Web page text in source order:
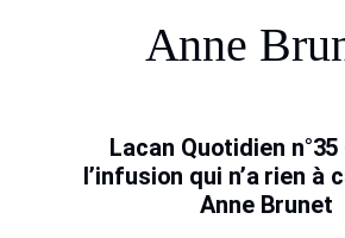
Anne
Lacan Quotidien n°35
l’infusion qui n’a rien à
Anne Brunet